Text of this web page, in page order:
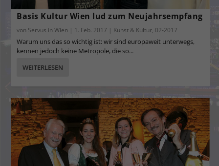
Basis Kultur Wien lud zum Neujahrsempfang
von Servus in Wien | 1. Feb. 2017 | Kunst & Kultur, 02-2017
Warum uns das so wichtig ist: wir sind europaweit unterwegs,
kennen jedoch keine Metropole, die so...
WEITERLESEN